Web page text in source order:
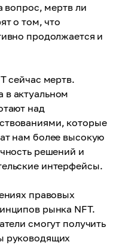
вопрос, мертв ли
о том, что
продолжается и
сейчас мертв.
актуальном
над
которые
нам более высокую
решений и
интерфейсы.
правовых
рынка NFT.
смогут получить
руководящих